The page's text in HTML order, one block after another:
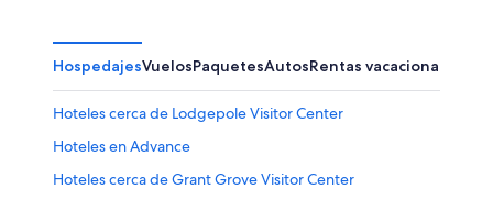
HospedajesVuelosPaquetesAutosRentas vacacionales
Hoteles cerca de Lodgepole Visitor Center
Hoteles en Advance
Hoteles cerca de Grant Grove Visitor Center